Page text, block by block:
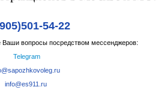
54-22
Ваши вопросы посредством мессенджеров:
Telegram
info@es911.ru